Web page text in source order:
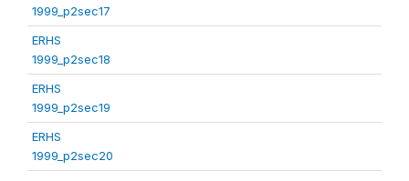
1999_p2sec17
ERHS
1999_p2sec18
ERHS
1999_p2sec19
ERHS
1999_p2sec20